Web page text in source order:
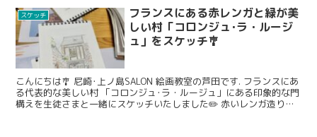
スケッチ
フランスにある赤レンガと緑が美
しい村「コロンジュ･ラ・ルージ
ュ」をスケッチ🎐
こんにちは🎐 尼崎･上ノ島SALON 絵画教室の芦田です. フランスにあ
る代表的な美しい村 「コロンジュ･ラ・ルージュ」にある印象的な門
構えを生徒さまと一緒にスケッチいたしました✏️ 赤いレンガ造りの